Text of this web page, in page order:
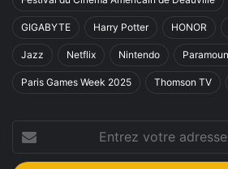
GIGABYTE Harry Potter HONOR
Jazz Netflix Nintendo
Paris Games Week 2025 Thomson TV
Entrez
votre
adresse